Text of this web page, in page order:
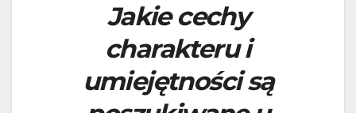
Jakie cechy
charakteru i
umiejętności są